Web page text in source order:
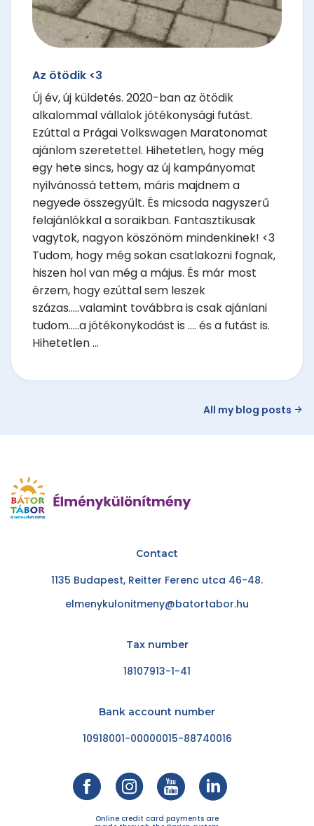
Az ötödik <3
Új év, új küldetés. 2020-ban az ötödik
alkalommal vállalok jótékonysági futást.
Ezúttal a Prágai Volkswagen Maratonomat
ajánlom szeretettel. Hihetetlen, hogy még
egy hete sincs, hogy az új kampányomat
nyilvánossá tettem, máris majdnem a
negyede összegyűlt. És micsoda nagyszerű
felajánlókkal a soraikban. Fantasztikusak
vagytok, nagyon köszönöm mindenkinek! <3
Tudom, hogy még sokan csatlakozni fognak,
hiszen hol van még a május. És már most
érzem, hogy ezúttal sem leszek
százas.....valamint továbbra is csak ajánlani
tudom.....a jótékonykodást is .... és a futást is.
Hihetetlen ...
All my blog posts
Contact
1135 Budapest, Reitter Ferenc utca 46-48.
elmenykulonitmeny@batortabor.hu
Tax number
18107913-1-41
Bank account number
10918001-00000015-88740016
Online credit card payments are